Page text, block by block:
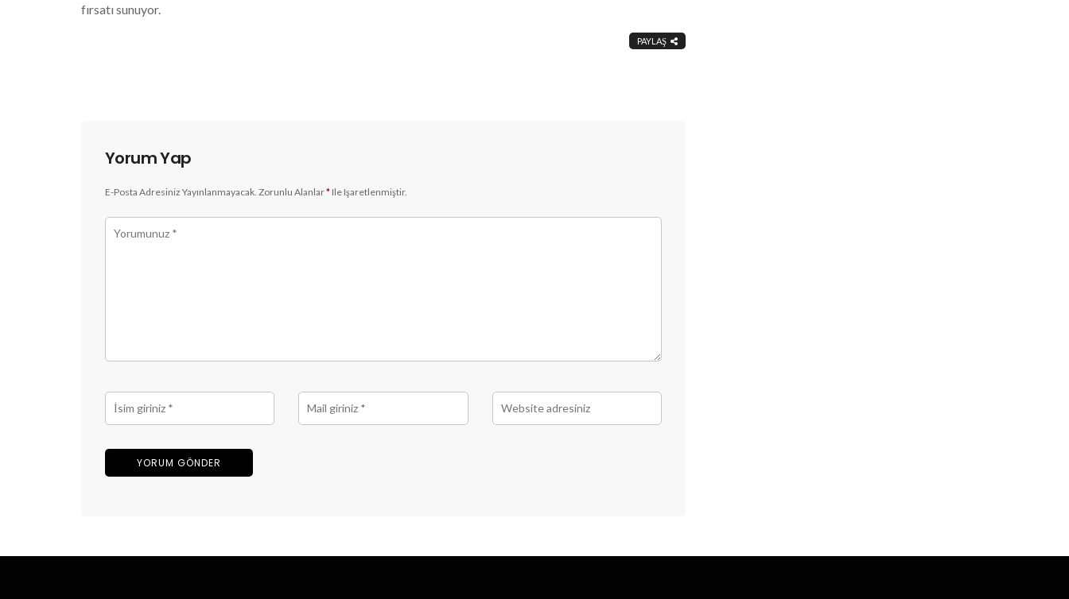
fırsatı sunuyor.
PAYLAŞ
Yorum Yap
E-Posta Adresiniz Yayınlanmayacak. Zorunlu Alanlar* Ile Işaretlenmiştir.